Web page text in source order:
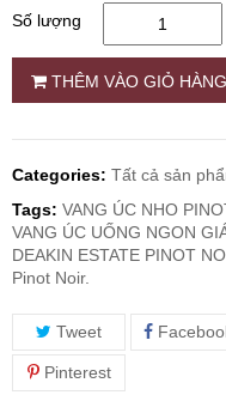
RƯỢU XO BRANDY
RƯỢU VODKA
RƯỢU VANG ĐÀ LẠT
TRỐNG RƯỢU
Số lượng
THÊM VÀO GIỎ HÀNG
Categories: Tất cả sản
Tags: VANG ÚC NHO
VANG ÚC UỐNG NGON
DEAKIN ESTATE PINOT
Pinot Noir.
Tweet
Pinterest